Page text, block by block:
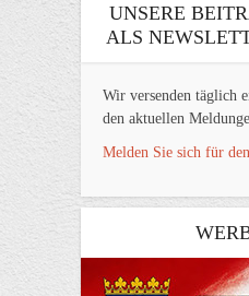
UNSERE
ALS
Wir versenden täglich
den aktuellen
Melden Sie sich für